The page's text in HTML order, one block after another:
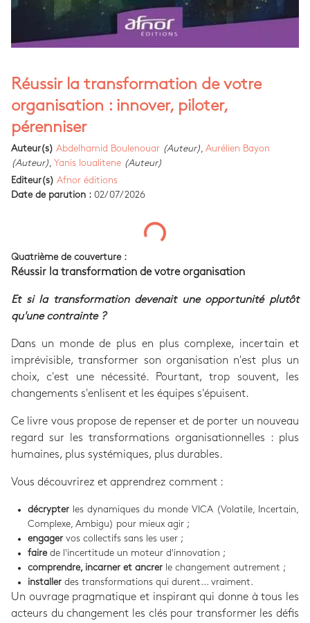
Réussir la transformation de votre
organisation : innover, piloter,
pérenniser
Auteur(s) Abdelhamid Boulenouar (Auteur)
Aurélien Bayon
(Auteur)
Yanis Ioualitene (Auteur)
Editeur(s) Afnor éditions
Date de parution : 02/07/2026
Quatrième de couverture :
Réussir la transformation de votre organisation
Et si la transformation devenait une opportunité plutôt
qu'une contrainte ?
Dans un monde de plus en plus complexe, incertain et
imprévisible, transformer son organisation n'est plus un
choix, c'est une nécessité. Pourtant, trop souvent, les
changements s'enlisent et les équipes s'épuisent.
Ce livre vous propose de repenser et de porter un nouveau
regard sur les transformations organisationnelles : plus
humaines, plus systémiques, plus durables.
Vous découvrirez et apprendrez comment :
décrypter
les dynamiques du monde VICA (Volatile, Incertain,
Complexe, Ambigu) pour mieux agir ;
engager vos collectifs sans les user ;
faire de l'incertitude un moteur d'innovation ;
comprendre, incarner et ancrer le changement autrement ;
installer des transformations qui durent... vraiment.
Un ouvrage pragmatique et inspirant qui donne à tous les
acteurs du changement les clés pour transformer les défis